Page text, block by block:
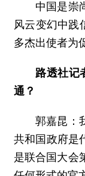
中国是崇
风云变幻中践
多杰出使者为
路透社记
通？
郭嘉昆：
共和国政府是
是联合国大会